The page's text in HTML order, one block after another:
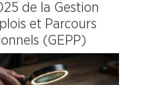
de la Gestion
et Parcours
(GEPP)